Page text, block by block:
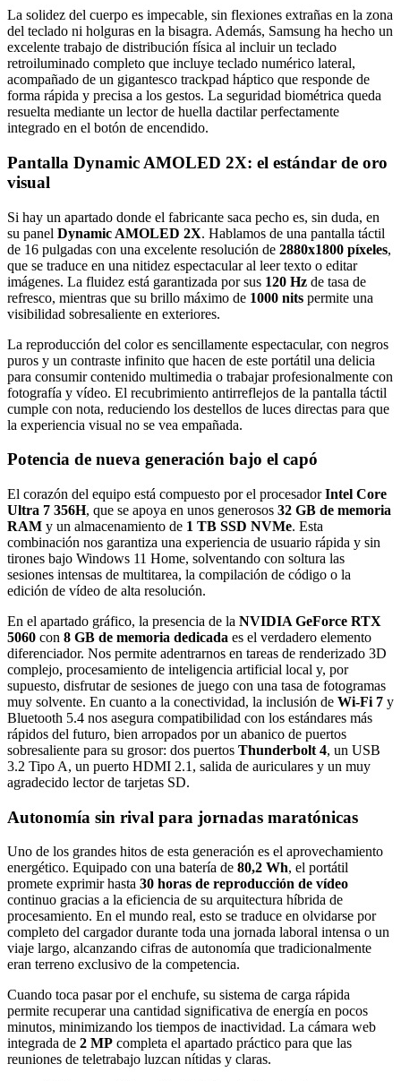
La solidez del cuerpo es impecable, sin flexiones extrañas en la zona
del teclado ni holguras en la bisagra. Además, Samsung ha hecho un
excelente trabajo de distribución física al incluir un teclado
retroiluminado completo que incluye teclado numérico lateral,
acompañado de un gigantesco trackpad háptico que responde de
forma rápida y precisa a los gestos. La seguridad biométrica queda
resuelta mediante un lector de huella dactilar perfectamente
integrado en el botón de encendido.
Pantalla Dynamic AMOLED 2X: el estándar de oro
visual
Si hay un apartado donde el fabricante saca pecho es, sin duda, en
su panel Dynamic AMOLED 2X. Hablamos de una pantalla táctil
de 16 pulgadas con una excelente resolución de 2880x1800 píxeles,
que se traduce en una nitidez espectacular al leer texto o editar
imágenes. La fluidez está garantizada por sus 120 Hz de tasa de
refresco, mientras que su brillo máximo de 1000 nits permite una
visibilidad sobresaliente en exteriores.
La reproducción del color es sencillamente espectacular, con negros
puros y un contraste infinito que hacen de este portátil una delicia
para consumir contenido multimedia o trabajar profesionalmente con
fotografía y vídeo. El recubrimiento antirreflejos de la pantalla táctil
cumple con nota, reduciendo los destellos de luces directas para que
la experiencia visual no se vea empañada.
Potencia de nueva generación bajo el capó
El corazón del equipo está compuesto por el procesadorIntel Core
Ultra 7 356H, que se apoya en unos generosos 32 GB de memoria
RAM y un almacenamiento de 1 TB SSD NVMe. Esta
combinación nos garantiza una experiencia de usuario rápida y sin
tirones bajo Windows 11 Home, solventando con soltura las
sesiones intensas de multitarea, la compilación de código o la
edición de vídeo de alta resolución.
En el apartado gráfico, la presencia de la NVIDIA GeForce RTX
5060 con 8 GB de memoria dedicada es el verdadero elemento
diferenciador. Nos permite adentrarnos en tareas de renderizado 3D
complejo, procesamiento de inteligencia artificial local y, por
supuesto, disfrutar de sesiones de juego con una tasa de fotogramas
muy solvente. En cuanto a la conectividad, la inclusión de Wi-Fi 7 y
Bluetooth 5.4 nos asegura compatibilidad con los estándares más
rápidos del futuro, bien arropados por un abanico de puertos
sobresaliente para su grosor: dos puertos Thunderbolt 4, un USB
3.2 Tipo A, un puerto HDMI 2.1, salida de auriculares y un muy
agradecido lector de tarjetas SD.
Autonomía sin rival para jornadas maratónicas
Uno de los grandes hitos de esta generación es el aprovechamiento
energético. Equipado con una batería de 80,2 Wh, el portátil
promete exprimir hasta 30 horas de reproducción de vídeo
continuo gracias a la eficiencia de su arquitectura híbrida de
procesamiento. En el mundo real, esto se traduce en olvidarse por
completo del cargador durante toda una jornada laboral intensa o un
viaje largo, alcanzando cifras de autonomía que tradicionalmente
eran terreno exclusivo de la competencia.
Cuando toca pasar por el enchufe, su sistema de carga rápida
permite recuperar una cantidad significativa de energía en pocos
minutos, minimizando los tiempos de inactividad. La cámara web
integrada de 2 MP completa el apartado práctico para que las
reuniones de teletrabajo luzcan nítidas y claras.